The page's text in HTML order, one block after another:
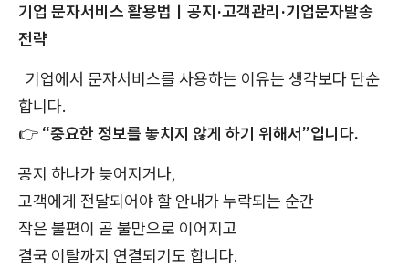
기업 문자서비스 활용법｜공지·고객관리·기업문자발송
전략
기업에서 문자서비스를 사용하는 이유는 생각보다 단순
합니다.
👉 “중요한 정보를 놓치지 않게 하기 위해서”입니다.
공지 하나가 늦어지거나,
고객에게 전달되어야 할 안내가 누락되는 순간
작은 불편이 곧 불만으로 이어지고
결국 이탈까지 연결되기도 합니다.